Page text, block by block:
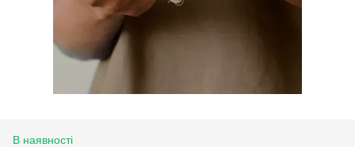
В наявності